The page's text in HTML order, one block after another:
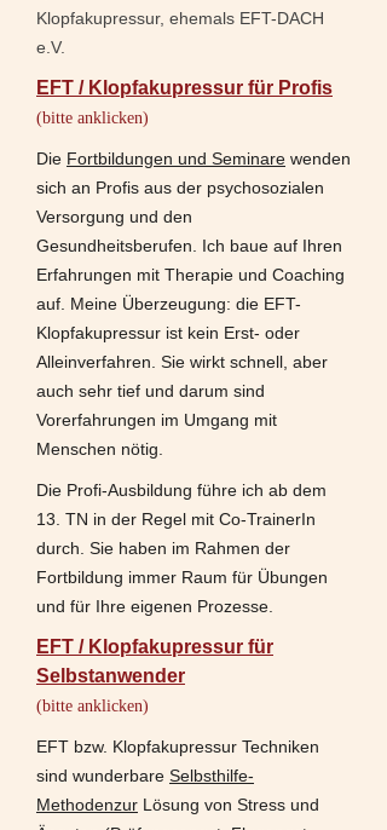
Klopfakupressur, ehemals EFT-DACH
e.V.
EFT / Klopfakupressur für Profis
(bitte anklicken)
Die Fortbildungen und Seminare wenden
sich an Profis aus der psychosozialen
Versorgung und den
Gesundheitsberufen. Ich baue auf Ihren
Erfahrungen mit Therapie und Coaching
auf. Meine Überzeugung: die EFT-
Klopfakupressur ist kein Erst- oder
Alleinverfahren. Sie wirkt schnell, aber
auch sehr tief und darum sind
Vorerfahrungen im Umgang mit
Menschen nötig.
Die Profi-Ausbildung führe ich ab dem
13. TN in der Regel mit Co-TrainerIn
durch. Sie haben im Rahmen der
Fortbildung immer Raum für Übungen
und für Ihre eigenen Prozesse.
EFT / Klopfakupressur für
Selbstanwender
(bitte anklicken)
EFT bzw. Klopfakupressur Techniken
sind wunderbare Selbsthilfe-
Methodenzur Lösung von Stress und